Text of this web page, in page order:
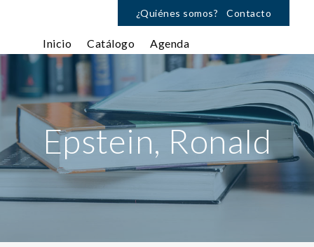
¿Quiénes somos? Contacto
Inicio Catálogo Agenda
Epstein, Ronald